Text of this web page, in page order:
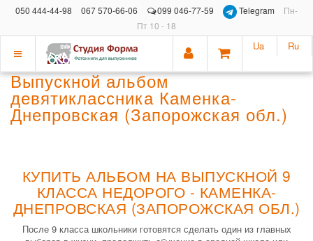
050 444-44-98 067 570-66-06 099 046-77-59 Telegram
Пн-
Пт 10 - 18
Показать
меню
Ua Ru
Выпускной альбом
девятиклассника Каменка-
Днепровская (Запорожская обл.)
КУПИТЬ АЛЬБОМ НА ВЫПУСКНОЙ 9
КЛАССА НЕДОРОГО - КАМЕНКА-
ДНЕПРОВСКАЯ (ЗАПОРОЖСКАЯ ОБЛ.)
После 9 класса школьники готовятся сделать один из главных